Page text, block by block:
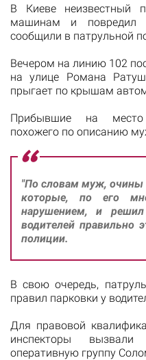
В Киеве неизвестный
машинам и повредил
сообщили в патрульной
Вечером на линию 102
на улице Романа
прыгает по крышам
Прибывшие на место
похожего по описанию
"По словам муж, очины
которые, по его
нарушением, и
водителей правильно
полиции.
В свою очередь,
правил парковки у
Для правовой
инспекторы
оперативную группу